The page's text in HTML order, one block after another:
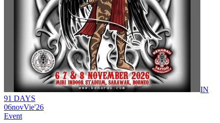
IN
91 DAYS
06novVie'26
Event